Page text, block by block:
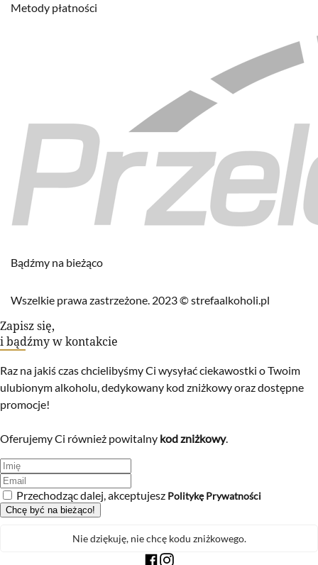
Metody płatności
Bądźmy na bieżąco
Wszelkie prawa zastrzeżone. 2023 © strefaalkoholi.pl
Zapisz się,
i bądźmy w kontakcie
Raz na jakiś czas chcielibyśmy Ci wysyłać ciekawostki o Twoim
ulubionym alkoholu, dedykowany kod zniżkowy oraz dostępne
promocje!
Oferujemy Ci również powitalny kod zniżkowy.
Przechodząc dalej, akceptujesz Politykę Prywatności
Nie dziękuję, nie chcę kodu zniżkowego.